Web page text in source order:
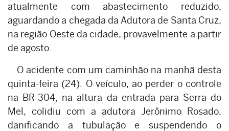
atualmente com abastecimento reduzido,
aguardando a chegada da Adutora de Santa Cruz,
na região Oeste da cidade, provavelmente a partir
de agosto.
O acidente com um caminhão na manhã desta
quinta-feira (24). O veículo, ao perder o controle
na BR-304, na altura da entrada para Serra do
Mel, colidiu com a adutora Jerônimo Rosado,
danificando a tubulação e suspendendo o